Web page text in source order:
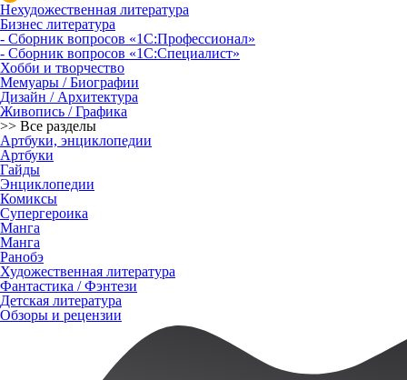
Нехудожественная литература
Бизнес литература
- Сборник вопросов «1С:Профессионал»
- Сборник вопросов «1С:Специалист»
Хобби и творчество
Мемуары / Биографии
Дизайн / Архитектура
Живопись / Графика
>> Все разделы
Артбуки, энциклопедии
Артбуки
Гайды
Энциклопедии
Комиксы
Супергероика
Манга
Манга
Ранобэ
Художественная литература
Фантастика / Фэнтези
Детская литература
Обзоры и рецензии